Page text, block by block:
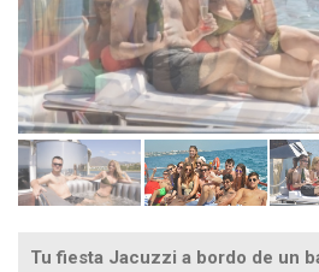
Tu fiesta Jacuzzi a bordo de un